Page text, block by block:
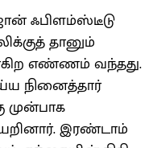
ஃபிளம்ஸ்டீடு
தானும்
எண்ணம் வந்தது.
நினைத்தார்
முன்பாக
இரண்டாம்